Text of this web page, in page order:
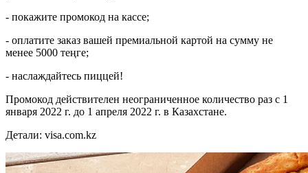
- покажите промокод на кассе;
- оплатите заказ вашей премиальной картой на сумму не
менее 5000 теңге;
- наслаждайтесь пиццей!
Промокод действителен неограниченное количество раз с 1
января 2022 г. до 1 апреля 2022 г. в Казахстане.
Детали: visa.com.kz